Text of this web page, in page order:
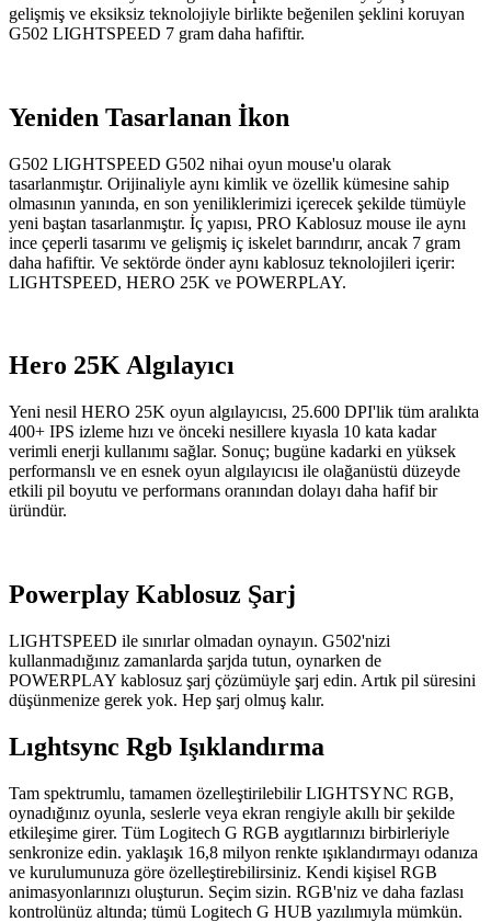
gelişmiş ve eksiksiz teknolojiyle birlikte beğenilen şeklini koruyan
G502 LIGHTSPEED 7 gram daha hafiftir.
Yeniden Tasarlanan İkon
G502 LIGHTSPEED G502 nihai oyun mouse'u olarak
tasarlanmıştır. Orijinaliyle aynı kimlik ve özellik kümesine sahip
olmasının yanında, en son yeniliklerimizi içerecek şekilde tümüyle
yeni baştan tasarlanmıştır. İç yapısı, PRO Kablosuz mouse ile aynı
ince çeperli tasarımı ve gelişmiş iç iskelet barındırır, ancak 7 gram
daha hafiftir. Ve sektörde önder aynı kablosuz teknolojileri içerir:
LIGHTSPEED, HERO 25K ve POWERPLAY.
Hero 25K Algılayıcı
Yeni nesil HERO 25K oyun algılayıcısı, 25.600 DPI'lik tüm aralıkta
400+ IPS izleme hızı ve önceki nesillere kıyasla 10 kata kadar
verimli enerji kullanımı sağlar. Sonuç; bugüne kadarki en yüksek
performanslı ve en esnek oyun algılayıcısı ile olağanüstü düzeyde
etkili pil boyutu ve performans oranından dolayı daha hafif bir
üründür.
Powerplay Kablosuz Şarj
LIGHTSPEED ile sınırlar olmadan oynayın. G502'nizi
kullanmadığınız zamanlarda şarjda tutun, oynarken de
POWERPLAY kablosuz şarj çözümüyle şarj edin. Artık pil süresini
düşünmenize gerek yok. Hep şarj olmuş kalır.
Lıghtsync Rgb Işıklandırma
Tam spektrumlu, tamamen özelleştirilebilir LIGHTSYNC RGB,
oynadığınız oyunla, seslerle veya ekran rengiyle akıllı bir şekilde
etkileşime girer. Tüm Logitech G RGB aygıtlarınızı birbirleriyle
senkronize edin. yaklaşık 16,8 milyon renkte ışıklandırmayı odanıza
ve kurulumunuza göre özelleştirebilirsiniz. Kendi kişisel RGB
animasyonlarınızı oluşturun. Seçim sizin. RGB'niz ve daha fazlası
kontrolünüz altında; tümü Logitech G HUB yazılımıyla mümkün.